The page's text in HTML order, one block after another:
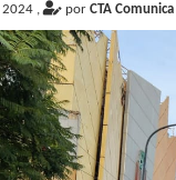
2024 , porCTA Comunica